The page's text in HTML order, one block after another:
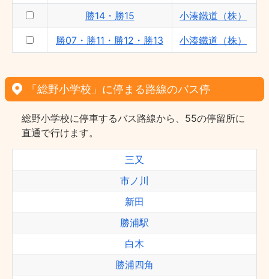
勝14・勝15 小湊鐵道（株）
勝07・勝11・勝12・勝13 小湊鐵道（株）
「総野小学校」に停まる路線のバス停
総野小学校に停車するバス路線から、55の停留所に
直通で行けます。
三又
市ノ川
新田
勝浦駅
白木
勝浦四角